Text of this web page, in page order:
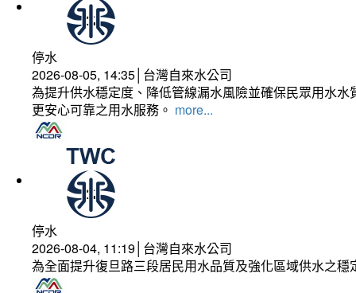
停水
2026-08-05, 14:35│台灣自來水公司
為提升供水穩定度、降低管線漏水風險並確保民眾用水
更安心可靠之用水服務。 more...
停水
2026-08-04, 11:19│台灣自來水公司
為全面提升復旦路三段居民用水品質及強化區域供水之